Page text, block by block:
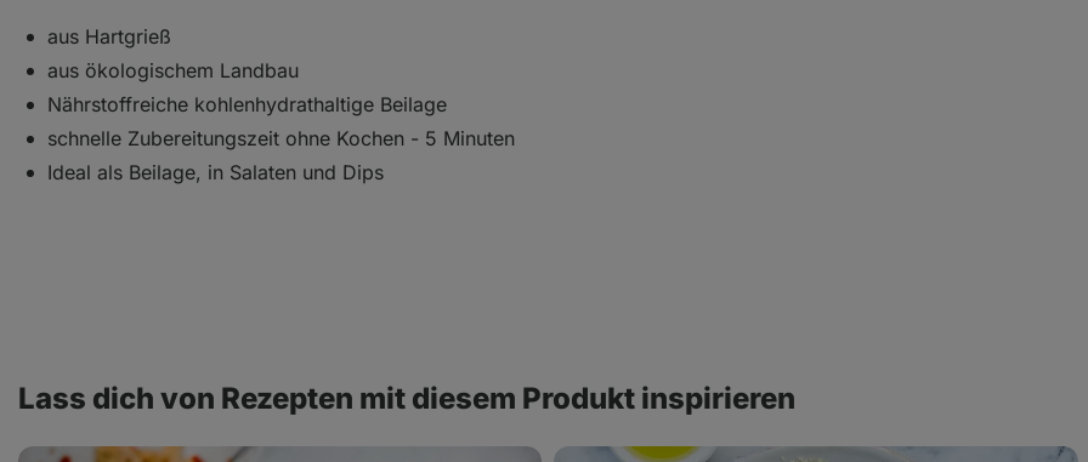
aus Hartgrieß
aus ökologischem Landbau
Nährstoffreiche kohlenhydrathaltige Beilage
schnelle Zubereitungszeit ohne Kochen - 5 Minuten
Ideal als Beilage, in Salaten und Dips
Lass dich von Rezepten mit diesem Produkt inspirieren
Couscous
Couscous-